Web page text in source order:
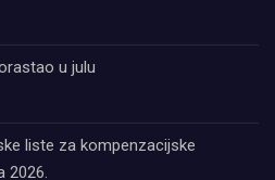
u julu
liste za kompenzacijske
2026.